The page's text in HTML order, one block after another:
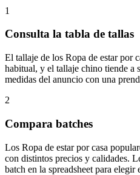
1
Consulta la tabla de tallas
El tallaje de los Ropa de estar por
habitual, y el tallaje chino tiende a
medidas del anuncio con una
2
Compara batches
Los Ropa de estar por casa
con distintos precios y calidades.
batch en la spreadsheet para elegir